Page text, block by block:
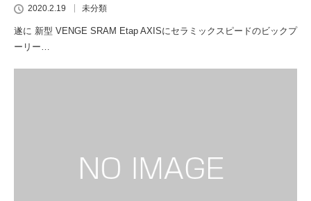
2020.2.19 未分類
遂に 新型 VENGE SRAM Etap AXISにセラミックスピードのビックプ
ーリー…